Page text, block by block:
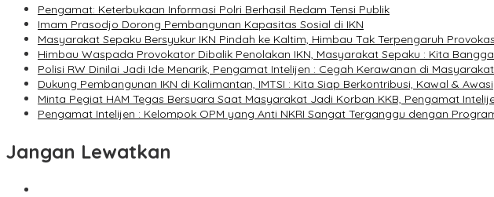
Pengamat: Keterbukaan Informasi Polri Berhasil Redam Tensi Publik
Imam Prasodjo Dorong Pembangunan Kapasitas Sosial di IKN
Masyarakat Sepaku Bersyukur IKN Pindah ke Kaltim, Himbau Tak Terpengaruh
Himbau Waspada Provokator Dibalik Penolakan IKN, Masyarakat Sepaku : Kita
Polisi RW Dinilai Jadi Ide Menarik, Pengamat Intelijen : Cegah Kerawanan di
Dukung Pembangunan IKN di Kalimantan, IMTSI : Kita Siap Berkontribusi, Kawal & Awasi
Minta Pegiat HAM Tegas Bersuara Saat Masyarakat Jadi Korban KKB, Pengamat
Pengamat Intelijen : Kelompok OPM yang Anti NKRI Sangat Terganggu dengan
Jangan Lewatkan